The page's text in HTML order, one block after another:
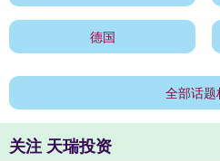
德国
全部话题
关注 天瑞投资